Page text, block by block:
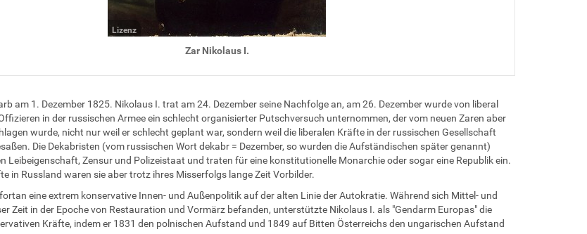
Lizenz
Zar Nikolaus I.
am 1. Dezember 1825. Nikolaus I. trat am 24. Dezember seine Nachfolge an, am 26. Dezember wurde von liberal
in der russischen Armee ein schlecht organisierter Putschversuch unternommen, der vom neuen Zaren aber
wurde, nicht nur weil er schlecht geplant war, sondern weil die liberalen Kräfte in der russischen Gesellschaft
Die Dekabristen (vom russischen Wort dekabr = Dezember, so wurden die Aufständischen später genannt)
Leibeigenschaft, Zensur und Polizeistaat und traten für eine konstitutionelle Monarchie oder sogar eine Republik ein.
in Russland waren sie aber trotz ihres Misserfolgs lange Zeit Vorbilder.
eine extrem konservative Innen- und Außenpolitik auf der alten Linie der Autokratie. Während sich Mittel- und
Zeit in der Epoche von Restauration und Vormärz befanden, unterstützte Nikolaus I. als "Gendarm Europas" die
Kräfte, indem er 1831 den polnischen Aufstand und 1849 auf Bitten Österreichs den ungarischen Aufstand